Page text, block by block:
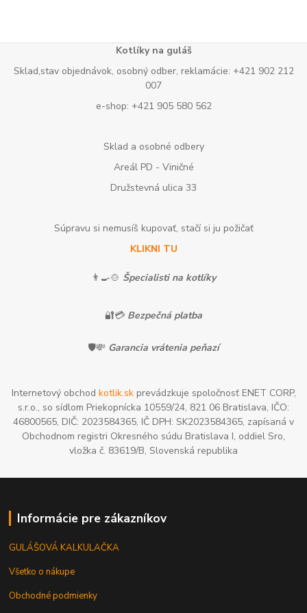
Kotlíky na guláš
Sklad,stav objednávok, osobný odber, reklamácie: +421 902 212
007
e-shop: +421 905 580 562
Sklad a osobné odbery
Areál PD - Viničné
Družstevná ulica 33
Súpravu si nemusíš kupovať, stačí si ju požičať
KLIKNI TU
👨‍🍳🍲 Špecialisti na kotlíky
🔐💳 Bezpečná platba
🛡️💸 Garancia vrátenia peňazí
Internetový obchod kotlik.skprevádzkuje spoločnosť ENET CORP,
s.r.o., so sídlom Priekopnícka 10559/24, 821 06 Bratislava, IČO:
46800565, DIČ: 2023584365, IČ DPH: SK2023584365, zapísaná v
Obchodnom registri Okresného súdu Bratislava I, oddiel Sro,
vložka č. 83619/B, Slovenská republika
Informácie pre zákazníkov
GULÁŠOVÁ KALKULAČKA
Všetko o nákupe
Obchodné podmienky